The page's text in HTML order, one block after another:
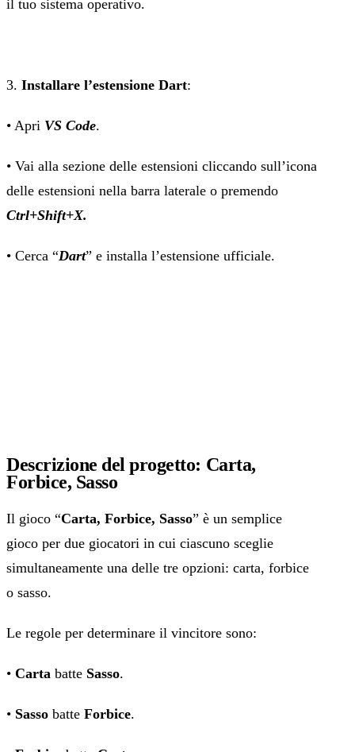
il tuo sistema operativo.
3. Installare l’estensione Dart:
• Apri VS Code.
• Vai alla sezione delle estensioni cliccando sull’icona
delle estensioni nella barra laterale o premendo
Ctrl+Shift+X.
• Cerca “Dart” e installa l’estensione ufficiale.
Descrizione del progetto: Carta,
Forbice, Sasso
Il gioco “Carta, Forbice, Sasso” è un semplice
gioco per due giocatori in cui ciascuno sceglie
simultaneamente una delle tre opzioni: carta, forbice
o sasso.
Le regole per determinare il vincitore sono:
• Carta batte Sasso.
• Sasso batte Forbice.